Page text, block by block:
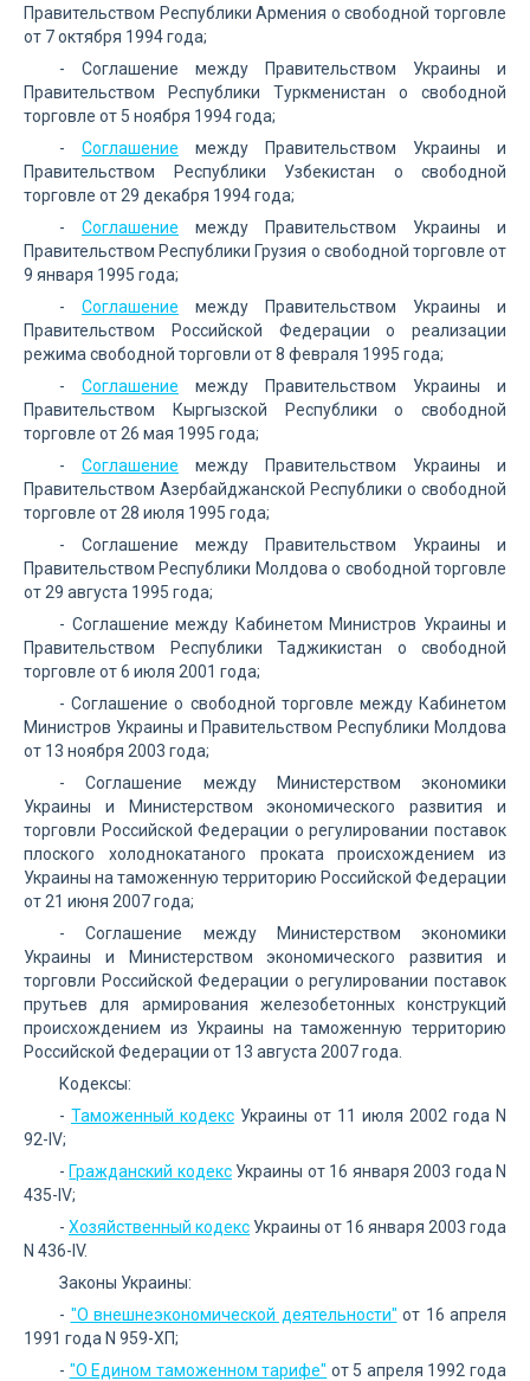
Правительством Республики Армения о свободной торговле
от 7 октября 1994 года;
- Соглашение между Правительством Украины и
Правительством Республики Туркменистан о свободной
торговле от 5 ноября 1994 года;
- Соглашение между Правительством Украины и
Правительством Республики Узбекистан о свободной
торговле от 29 декабря 1994 года;
- Соглашение между Правительством Украины и
Правительством Республики Грузия о свободной торговле от
9 января 1995 года;
- Соглашение между Правительством Украины и
Правительством Российской Федерации о реализации
режима свободной торговли от 8 февраля 1995 года;
- Соглашение между Правительством Украины и
Правительством Кыргызской Республики о свободной
торговле от 26 мая 1995 года;
- Соглашение между Правительством Украины и
Правительством Азербайджанской Республики о свободной
торговле от 28 июля 1995 года;
- Соглашение между Правительством Украины и
Правительством Республики Молдова о свободной торговле
от 29 августа 1995 года;
- Соглашение между Кабинетом Министров Украины и
Правительством Республики Таджикистан о свободной
торговле от 6 июля 2001 года;
- Соглашение о свободной торговле между Кабинетом
Министров Украины и Правительством Республики Молдова
от 13 ноября 2003 года;
- Соглашение между Министерством экономики
Украины и Министерством экономического развития и
торговли Российской Федерации о регулировании поставок
плоского холоднокатаного проката происхождением из
Украины на таможенную территорию Российской Федерации
от 21 июня 2007 года;
- Соглашение между Министерством экономики
Украины и Министерством экономического развития и
торговли Российской Федерации о регулировании поставок
прутьев для армирования железобетонных конструкций
происхождением из Украины на таможенную территорию
Российской Федерации от 13 августа 2007 года.
Кодексы:
- Таможенный кодекс Украины от 11 июля 2002 года N
92-IV;
- Гражданский кодексУкраины от 16 января 2003 года N
435-IV;
- Хозяйственный кодекс Украины от 16 января 2003 года
N 436-IV.
Законы Украины:
- "О внешнеэкономической деятельности" от 16 апреля
1991 года N 959-ХП;
- "О Едином таможенном тарифе" от 5 апреля 1992 года